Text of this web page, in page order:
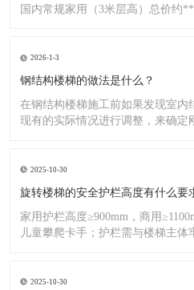
国内常规家用（3米层高）总价约
2026-1-3
钢结构楼梯的做法是什么？
在钢结构楼梯施工前如果发现室内
现有的实际情况进行调整，来确定
2025-10-30
旋转楼梯的安全护栏高度有什么要
家用护栏高度≥900mm，商用
儿童攀爬卡手；护栏需与楼梯主体
2025-10-30